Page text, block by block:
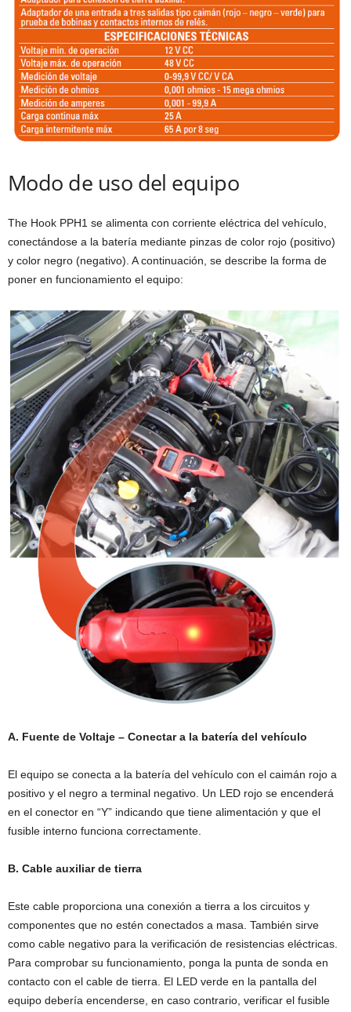
Modo de uso del equipo
The Hook PPH1 se alimenta con corriente eléctrica del vehículo,
conectándose a la batería mediante pinzas de color rojo (positivo)
y color negro (negativo). A continuación, se describe la forma de
poner en funcionamiento el equipo:
A. Fuente de Voltaje – Conectar a la batería del vehículo
El equipo se conecta a la batería del vehículo con el caimán rojo a
positivo y el negro a terminal negativo. Un LED rojo se encenderá
en el conector en “Y” indicando que tiene alimentación y que el
fusible interno funciona correctamente.
B. Cable auxiliar de tierra
Este cable proporciona una conexión a tierra a los circuitos y
componentes que no estén conectados a masa. También sirve
como cable negativo para la verificación de resistencias eléctricas.
Para comprobar su funcionamiento, ponga la punta de sonda en
contacto con el cable de tierra. El LED verde en la pantalla del
equipo debería encenderse, en caso contrario, verificar el fusible